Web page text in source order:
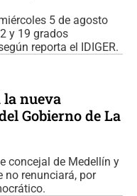
5 de agosto
y 19 grados
reporta el IDIGER.
la nueva
Gobierno de La
concejal de Medellín y
no renunciará, por